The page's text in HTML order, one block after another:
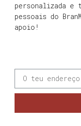
personalizada e
pessoais do
apoio!